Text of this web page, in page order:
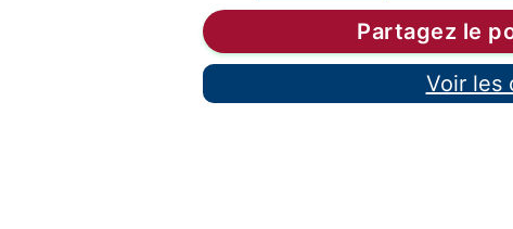
Partagez le
Voir les